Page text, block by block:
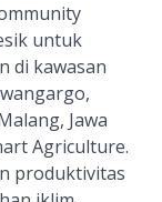
untuk
di kawasan
Jawa
Agriculture.
produktivitas